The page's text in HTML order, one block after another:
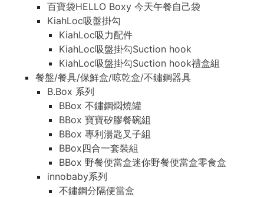
百寶袋HELLO Boxy 今天午餐自己袋
KiahLoc吸盤掛勾
KiahLoc吸力配件
KiahLoc吸盤掛勾Suction hook
KiahLoc吸盤掛勾Suction hook禮盒組
餐盤/餐具/保鮮盒/晾乾盒/不鏽鋼器具
B.Box 系列
BBox 不鏽鋼燜燒罐
BBox 寶寶矽膠餐碗組
BBox 專利湯匙叉子組
BBox四合一套裝組
BBox 野餐便當盒迷你野餐便當盒零食盒
innobaby系列
不鏽鋼分隔便當盒